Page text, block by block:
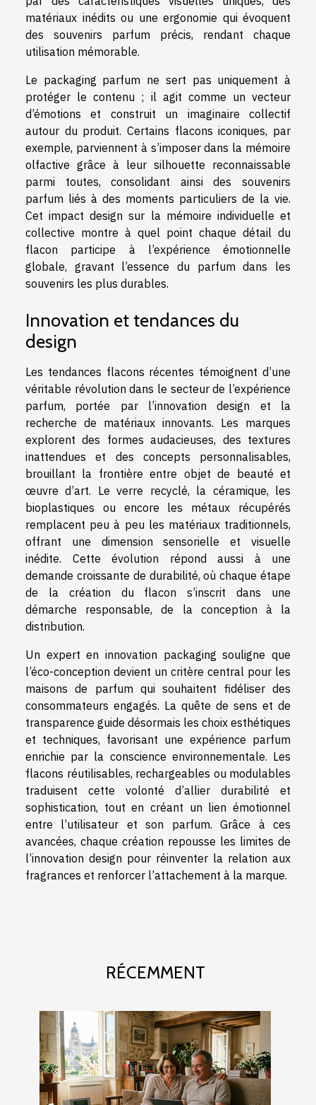
matériaux inédits ou une ergonomie qui évoquent
des souvenirs parfum précis, rendant chaque
utilisation mémorable.
Le packaging parfum ne sert pas uniquement à
protéger le contenu ; il agit comme un vecteur
d’émotions et construit un imaginaire collectif
autour du produit. Certains flacons iconiques, par
exemple, parviennent à s’imposer dans la mémoire
olfactive grâce à leur silhouette reconnaissable
parmi toutes, consolidant ainsi des souvenirs
parfum liés à des moments particuliers de la vie.
Cet impact design sur la mémoire individuelle et
collective montre à quel point chaque détail du
flacon participe à l’expérience émotionnelle
globale, gravant l’essence du parfum dans les
souvenirs les plus durables.
Innovation et tendances du
design
Les tendances flacons récentes témoignent d’une
véritable révolution dans le secteur de l’expérience
parfum, portée par l’innovation design et la
recherche de matériaux innovants. Les marques
explorent des formes audacieuses, des textures
inattendues et des concepts personnalisables,
brouillant la frontière entre objet de beauté et
œuvre d’art. Le verre recyclé, la céramique, les
bioplastiques ou encore les métaux récupérés
remplacent peu à peu les matériaux traditionnels,
offrant une dimension sensorielle et visuelle
inédite. Cette évolution répond aussi à une
demande croissante de durabilité, où chaque étape
de la création du flacon s’inscrit dans une
démarche responsable, de la conception à la
distribution.
Un expert en innovation packaging souligne que
l’éco-conception devient un critère central pour les
maisons de parfum qui souhaitent fidéliser des
consommateurs engagés. La quête de sens et de
transparence guide désormais les choix esthétiques
et techniques, favorisant une expérience parfum
enrichie par la conscience environnementale. Les
flacons réutilisables, rechargeables ou modulables
traduisent cette volonté d’allier durabilité et
sophistication, tout en créant un lien émotionnel
entre l’utilisateur et son parfum. Grâce à ces
avancées, chaque création repousse les limites de
l’innovation design pour réinventer la relation aux
fragrances et renforcer l’attachement à la marque.
RÉCEMMENT